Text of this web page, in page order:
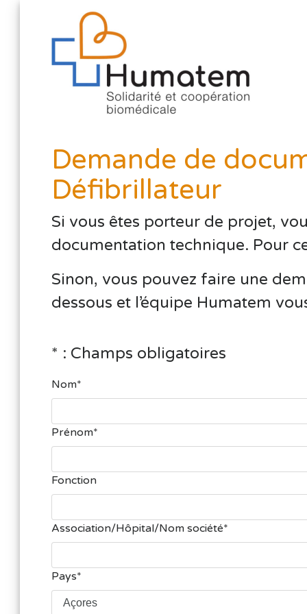
Demande de
Défibrillateur
Si vous êtes porteur de projet,
documentation technique. Pour
Sinon, vous pouvez faire une
dessous et l’équipe Humatem
* : Champs obligatoires
Nom
Prénom
Fonction
Association/Hôpital/Nom société
Pays